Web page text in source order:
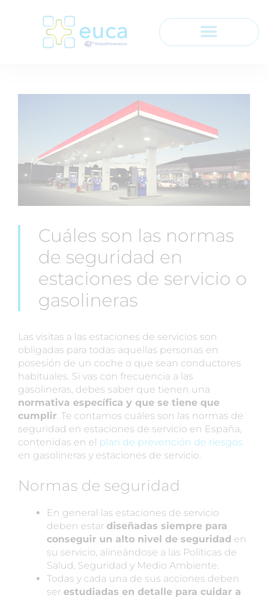
Cuáles son las normas
de seguridad en
estaciones de servicio o
gasolineras
Las visitas a las estaciones de servicios son
obligadas para todas aquellas personas en
posesión de un coche o que sean conductores
habituales. Si vas con frecuencia a las
gasolineras, debes saber que tienen una
normativa específica y que se tiene que
cumplir. Te contamos cuáles son las normas de
seguridad en estaciones de servicio en España,
contenidas en el plan de prevención de riesgos
en gasolineras y estaciones de servicio.
Normas de seguridad
En general las estaciones de servicio
deben estar diseñadas siempre para
conseguir un alto nivel de seguridad en
su servicio, alineándose a las Políticas de
Salud, Seguridad y Medio Ambiente.
Todas y cada una de sus acciones deben
ser estudiadas en detalle para cuidar a